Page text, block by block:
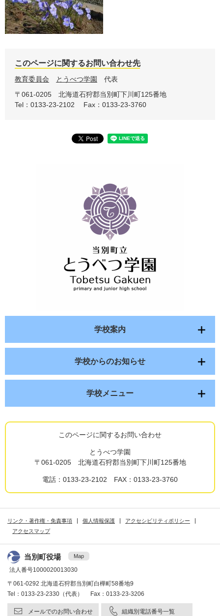
このページに関するお問い合わせ先
教育委員会 とうべつ学園
代表
〒061-0205
北海道石狩郡当別町下川町125番地
Tel：0133-23-2102
Fax：0133-23-3760
学校案内
学校からのお知らせ
学校メニュー
このページに関するお問い合わせ
とうべつ学園
〒061-0205 北海道石狩郡当別町下川町125番地
電話：0133-23-2102 FAX：0133-23-3760
リンク・著作権・免責事項 個人情報保護
アクセシビリティポリシー
アクセスマップ
当別町役場 Map
法人番号1000020013030
〒061-0292 北海道石狩郡当別町白樺町58番地9
Tel：0133-23-2330（代表） Fax：0133-23-3206
メールでのお問い合わせ 組織別電話番号一覧